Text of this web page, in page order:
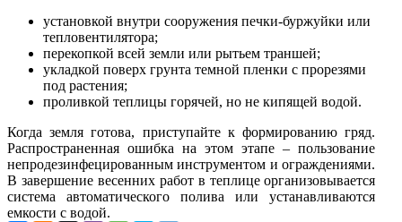
установкой внутри сооружения печки-буржуйки или
тепловентилятора;
перекопкой всей земли или рытьем траншей;
укладкой поверх грунта темной пленки с прорезями
под растения;
проливкой теплицы горячей, но не кипящей водой.
Когда земля готова, приступайте к формированию гряд.
Распространенная ошибка на этом этапе – пользование
непродезинфецированным инструментом и ограждениями.
В завершение весенних работ в теплице организовывается
система автоматического полива или устанавливаются
емкости с водой.